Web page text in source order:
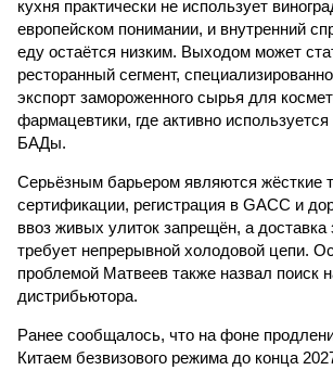
кухня практически не использует
европейском понимании, и внутренний
еду остаётся низким. Выходом может
ресторанный сегмент,
экспорт замороженного сырья для
фармацевтики, где активно
БАДы.
Серьёзным барьером являются жёсткие
сертификации, регистрация в GACC и
ввоз живых улиток запрещён, а доставка
требует непрерывной холодовой цепи.
проблемой Матвеев также назвал поиск
дистрибьютора.
Ранее сообщалось, что на фоне
Китаем безвизового режима до конца